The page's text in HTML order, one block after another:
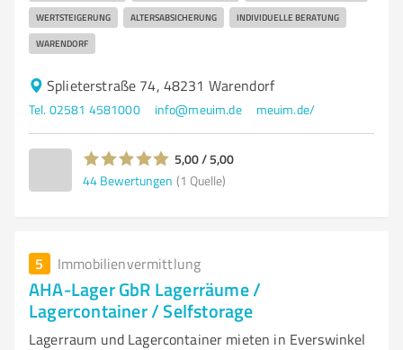
WERTSTEIGERUNG ALTERSABSICHERUNG INDIVIDUELLE BERATUNG
WARENDORF
Splieterstraße 74, 48231 Warendorf
Tel. 02581 4581000 info@meuim.de meuim.de/
5,00 / 5,00
44 Bewertungen (1 Quelle)
5 Immobilienvermittlung
AHA-Lager GbR Lagerräume /
Lagercontainer / Selfstorage
Lagerraum und Lagercontainer mieten in Everswinkel